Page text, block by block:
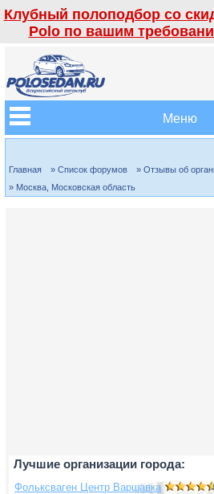
Клубный полоподбор со
Polo по вашим
Меню
Главная » Список форумов
» Отзывы об
» Москва, Московская область
Лучшие организации города:
Фольксваген Центр Варшавка